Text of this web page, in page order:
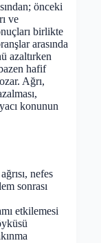
önceki
ve
birlikte
arasında
azaltırken
hafif
Ağrı,
konunun
nefes
sonrası
etkilemesi